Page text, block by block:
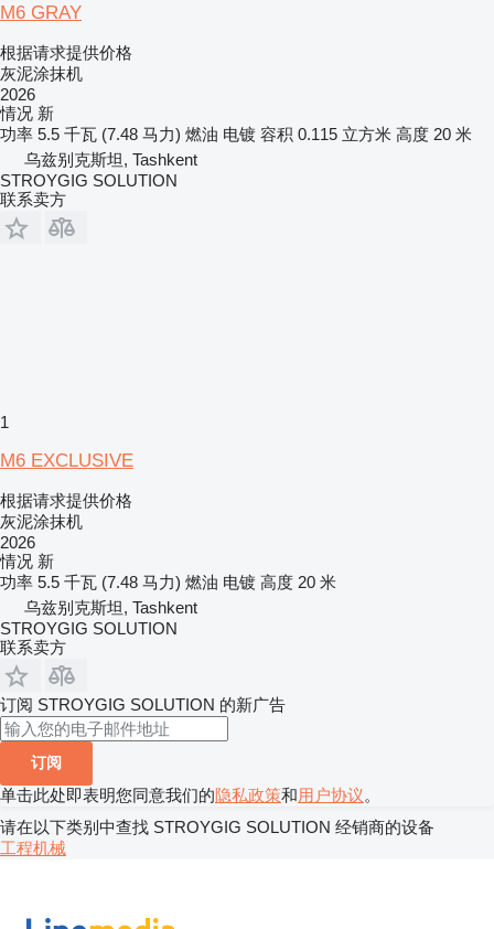
M6 GRAY
根据请求提供价格
灰泥涂抹机
2026
情况 新
功率 5.5 千瓦 (7.48 马力) 燃油 电镀 容积 0.115 立方米 高度 20 米
乌兹别克斯坦, Tashkent
STROYGIG SOLUTION
联系卖方
1
M6 EXCLUSIVE
根据请求提供价格
灰泥涂抹机
2026
情况 新
功率 5.5 千瓦 (7.48 马力) 燃油 电镀 高度 20 米
乌兹别克斯坦, Tashkent
STROYGIG SOLUTION
联系卖方
订阅 STROYGIG SOLUTION 的新广告
订阅
单击此处即表明您同意我们的隐私政策和用户协议。
请在以下类别中查找 STROYGIG SOLUTION 经销商的设备
工程机械